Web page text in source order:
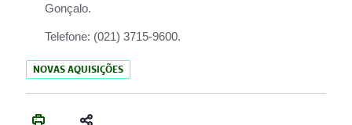
Gonçalo.
Telefone: (021) 3715-9600.
NOVAS AQUISIÇÕES